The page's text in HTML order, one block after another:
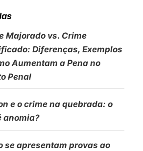
Majorado vs. Crime
Diferenças, Exemplos
Aumentam a Pena no
Penal
e o crime na quebrada: o
anomia?
se apresentam provas ao